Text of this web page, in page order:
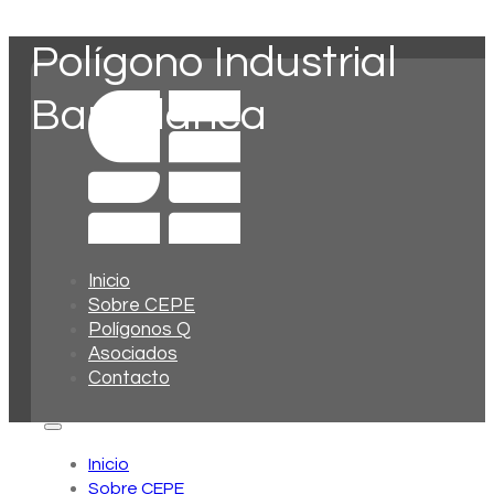
Inicio
Sobre CEPE
Polígonos Q
Asociados
Contacto
Inicio
Sobre CEPE
Polígono Industrial
Barbalanca